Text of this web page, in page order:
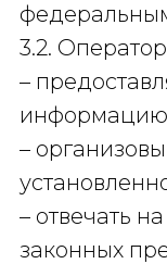
3.2.
–
–
– отвечать
законных